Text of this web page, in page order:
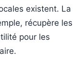
existent. La
récupère les
pour les